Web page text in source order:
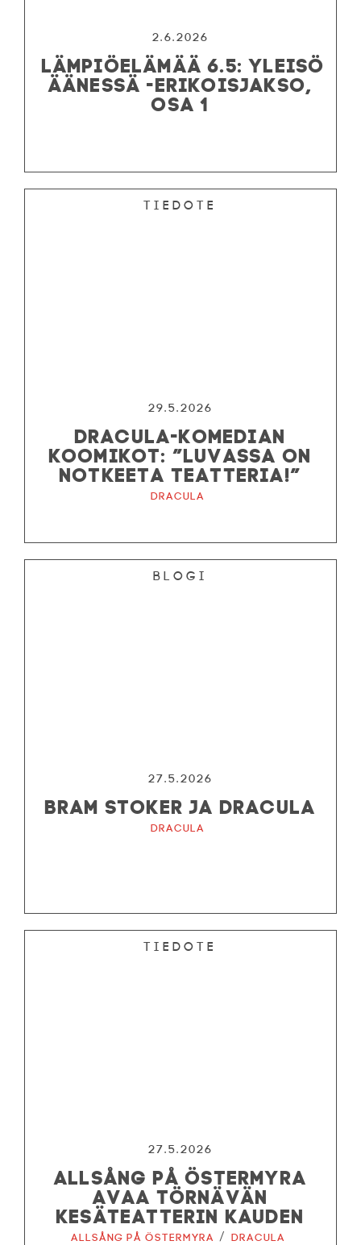
2.6.2026
LÄMPIÖELÄMÄÄ 6.5: YLEISÖ
ÄÄNESSÄ -ERIKOISJAKSO,
OSA 1
Tiedote
29.5.2026
DRACULA-KOMEDIAN
KOOMIKOT: ”LUVASSA ON
NOTKEETA TEATTERIA!”
Dracula
Blogi
27.5.2026
BRAM STOKER JA DRACULA
Dracula
Tiedote
27.5.2026
ALLSÅNG PÅ ÖSTERMYRA
AVAA TÖRNÄVÄN
KESÄTEATTERIN KAUDEN
Allsång på Östermyra / Dracula